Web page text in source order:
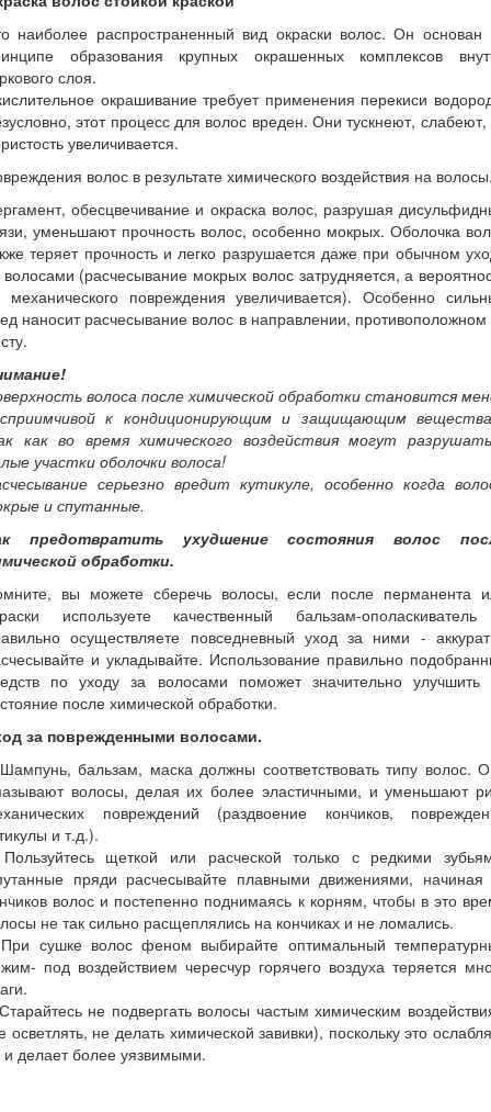
наиболее распространенный вид окраски волос. Он основан
образования крупных окрашенных комплексов
слоя.
окрашивание требует применения перекиси
этот процесс для волос вреден. Они тускнеют, слабеют,
увеличивается.
волос в результате химического воздействия на
обесцвечивание и окраска волос, разрушая
уменьшают прочность волос, особенно мокрых. Оболочка
теряет прочность и легко разрушается даже при обычном
волосами (расчесывание мокрых волос затрудняется, а
механического повреждения увеличивается). Особенно
наносит расчесывание волос в направлении, противоположном
волоса после химической обработки становится
к кондиционирующим и защищающим
как во время химического воздействия могут
участки оболочки волоса!
серьезно вредит кутикуле, особенно когда
и спутанные.
предотвратить ухудшение состояния волос
обработки.
вы можете сберечь волосы, если после перманента
используете качественный бальзам-
осуществляете повседневный уход за ними -
и укладывайте. Использование правильно
по уходу за волосами поможет значительно улучшить
после химической обработки.
за поврежденными волосами.
бальзам, маска должны соответствовать типу волос.
волосы, делая их более эластичными, и уменьшают
повреждений (раздвоение кончиков,
и т.д.).
щеткой или расческой только с редкими
пряди расчесывайте плавными движениями, начиная
волос и постепенно поднимаясь к корням, чтобы в это
не так сильно расщеплялись на кончиках и не ломались.
сушке волос феном выбирайте оптимальный
под воздействием чересчур горячего воздуха теряется
не подвергать волосы частым химическим
осветлять, не делать химической завивки), поскольку это
и делает более уязвимыми.